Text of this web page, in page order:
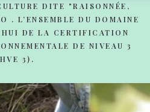
DITE "RAISONNÉE,
. L’ENSEMBLE DU DOMAINE
DE LA CERTIFICATION
DE NIVEAU 3
3).